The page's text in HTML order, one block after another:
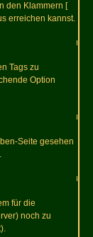
den Klammern [
erreichen kannst.
Tags zu
Option
Seite gesehen
für die
noch zu